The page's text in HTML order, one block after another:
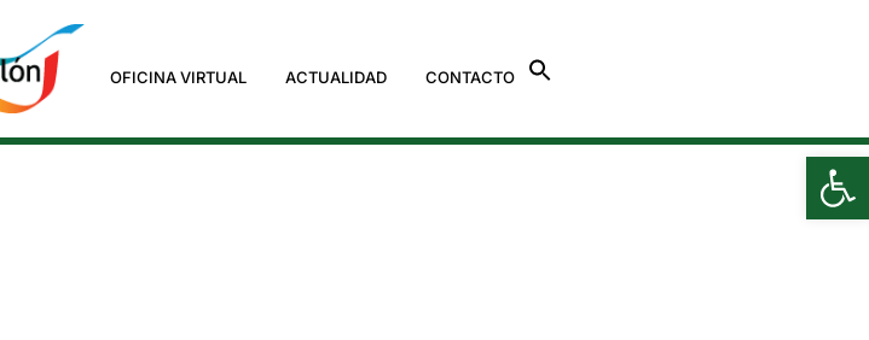
OFICINA VIRTUAL ACTUALIDAD CONTACTO